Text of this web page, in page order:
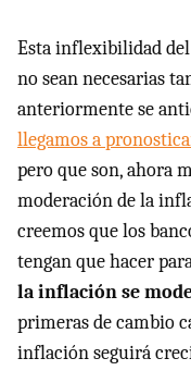
Esta inflexibilidad
no sean necesarias
anteriormente se
llegamos a
pero que son, ahora
moderación de la
creemos que los
tengan que hacer
la inflación se
primeras de cambio
inflación seguirá